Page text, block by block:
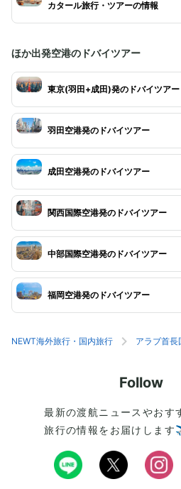
カタール旅行・ツアーの情報
ほか出発空港のドバイツアー
東京(羽田+成田)発のドバイツアー
羽田空港発のドバイツアー
成田空港発のドバイツアー
関西国際空港発のドバイツアー
中部国際空港発のドバイツアー
福岡空港発のドバイツアー
NEWT海外旅行・国内旅行 アラブ首長
Follow
最新の渡航ニュースやおす
旅行の情報をお届けしま